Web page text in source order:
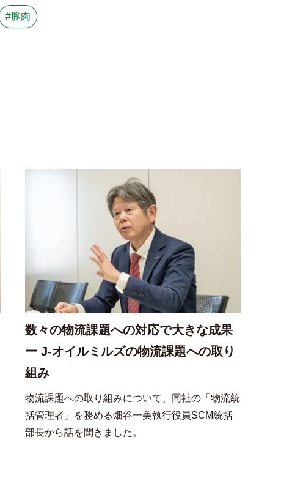
#豚肉
数々の物流課題への対応で大きな成果
ー J-オイルミルズの物流課題への取り
組み
物流課題への取り組みについて、同社の「物流統
括管理者」を務める畑谷一美執行役員SCM統括
部長から話を聞きました。